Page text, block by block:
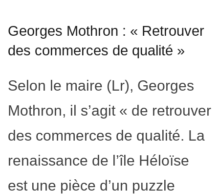
Georges Mothron : « Retrouver
des commerces de qualité »
Selon le maire (Lr), Georges
Mothron, il s’agit « de retrouver
des commerces de qualité. La
renaissance de l’île Héloïse
est une pièce d’un puzzle